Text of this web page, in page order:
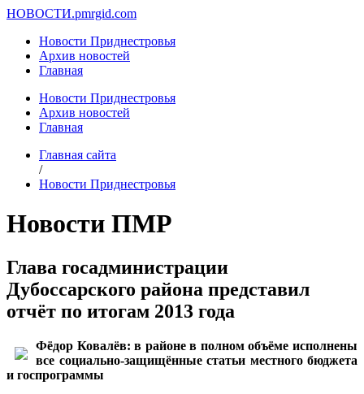
НОВОСТИ.pmrgid.com
Новости Приднестровья
Архив новостей
Главная
Новости Приднестровья
Архив новостей
Главная
Главная сайта
/
Новости Приднестровья
Новости ПМР
Глава госадминистрации
Дубоссарского района представил
отчёт по итогам 2013 года
Фёдор Ковалёв: в районе в полном объёме исполнены
все социально-защищённые статьи местного бюджета
и госпрограммы